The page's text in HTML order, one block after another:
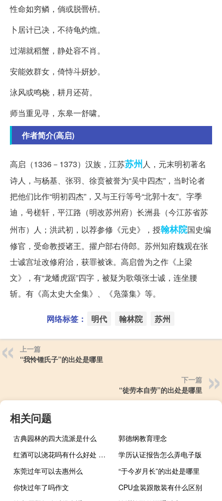
性命如穷鳞，倘或脱罾枿。
卜居计已决，不待龟灼燋。
过湖就稻蟹，静处容不肖。
安能效群女，倚恃斗妍妙。
泳风或鸣桡，耕月还荷。
师当重见寻，东皋一舒啸。
作者简介(高启)
高启（1336－1373）汉族，江苏苏州人，元末明初著名
诗人，与杨基、张羽、徐贲被誉为“吴中四杰”，当时论者
把他们比作“明初四杰”，又与王行等号“北郭十友”。字季
迪，号槎轩，平江路（明改苏州府）长洲县（今江苏省苏
州市）人；洪武初，以荐参修《元史》，授翰林院国史编
修官，受命教授诸王。擢户部右侍郎。苏州知府魏观在张
士诚宫址改修府治，获罪被诛。高启曾为之作《上梁
文》，有“龙蟠虎踞”四字，被疑为歌颂张士诚，连坐腰
斩。有《高太史大全集》、《凫藻集》等。
网络标签： 明代 翰林院 苏州
上一篇
“我怜锺氏子”的出处是哪里
下一篇
“徒劳本自劳”的出处是哪里
相关问题
古典园林的四大流派是什么
郭德纲教育理念
红酒可以浇花吗有什么好处 红酒可以浇花吗
学历认证报告怎么弄电子版
东莞过年可以去惠州么
“于今岁月长”的出处是哪里
你快过年了吗作文
CPU盒装跟散装有什么区别